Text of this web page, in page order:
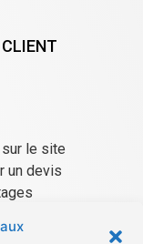
le site
un devis